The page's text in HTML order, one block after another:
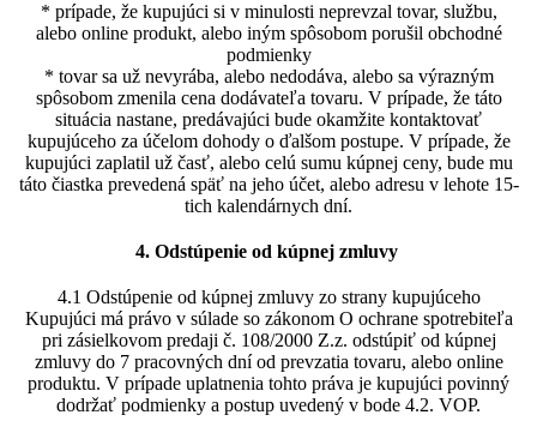
* prípade, že kupujúci si v minulosti neprevzal tovar, službu,
alebo online produkt, alebo iným spôsobom porušil obchodné
podmienky
* tovar sa už nevyrába, alebo nedodáva, alebo sa výrazným
spôsobom zmenila cena dodávateľa tovaru. V prípade, že táto
situácia nastane, predávajúci bude okamžite kontaktovať
kupujúceho za účelom dohody o ďalšom postupe. V prípade, že
kupujúci zaplatil už časť, alebo celú sumu kúpnej ceny, bude mu
táto čiastka prevedená späť na jeho účet, alebo adresu v lehote 15-
tich kalendárnych dní.
4. Odstúpenie od kúpnej zmluvy
4.1 Odstúpenie od kúpnej zmluvy zo strany kupujúceho
Kupujúci má právo v súlade so zákonom O ochrane spotrebiteľa
pri zásielkovom predaji č. 108/2000 Z.z. odstúpiť od kúpnej
zmluvy do 7 pracovných dní od prevzatia tovaru, alebo online
produktu. V prípade uplatnenia tohto práva je kupujúci povinný
dodržať podmienky a postup uvedený v bode 4.2. VOP.